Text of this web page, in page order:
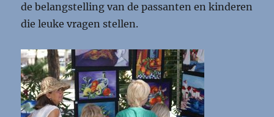
de belangstelling van de passanten en kinderen
die leuke vragen stellen.